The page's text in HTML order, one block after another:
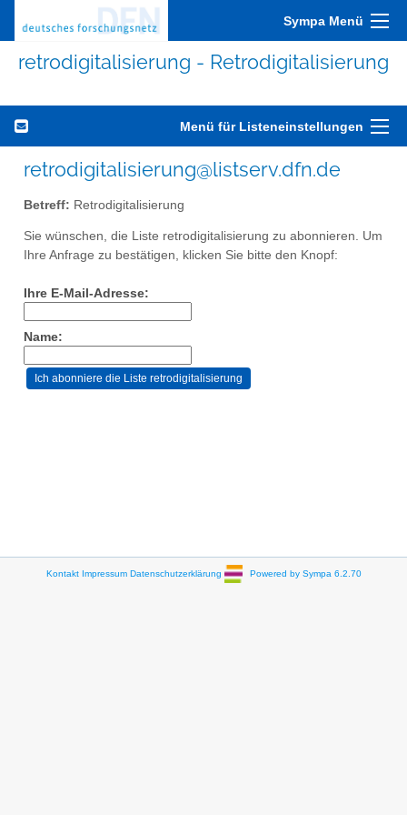
Sympa Menü
retrodigitalisierung - Retrodigitalisierung
Menü für Listeneinstellungen
retrodigitalisierung@listserv.dfn.de
Betreff: Retrodigitalisierung
Sie wünschen, die Liste retrodigitalisierung zu abonnieren. Um
Ihre Anfrage zu bestätigen, klicken Sie bitte den Knopf:
Ihre E-Mail-Adresse:
Name:
Kontakt Impressum Datenschutzerklärung Powered by Sympa 6.2.70